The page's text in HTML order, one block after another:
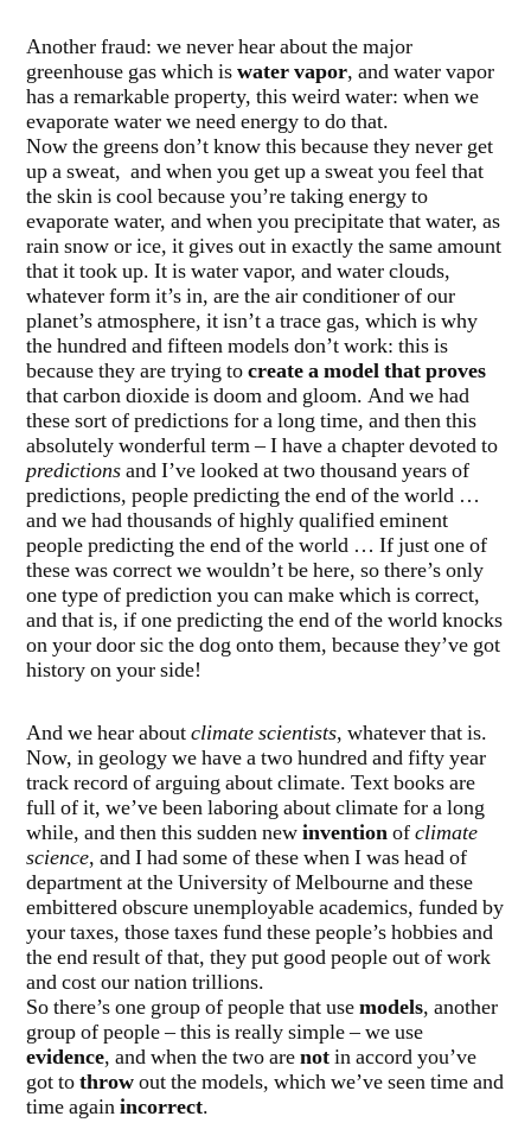
Another fraud: we never hear about the major
greenhouse gas which iswater vapor, and water vapor
has a remarkable property, this weird water: when we
evaporate water we need energy to do that.
Now the greens don’t know this because they never get
up a sweat, and when you get up a sweat you feel that
the skin is cool because you’re taking energy to
evaporate water, and when you precipitate that water, as
rain snow or ice, it gives out in exactly the same amount
that it took up. It is water vapor, and water clouds,
whatever form it’s in, are the air conditioner of our
planet’s atmosphere, it isn’t a trace gas, which is why
the hundred and fifteen models don’t work: this is
because they are trying tocreate a model that proves
that carbon dioxide is doom and gloom. And we had
these sort of predictions for a long time, and then this
absolutely wonderful term – I have a chapter devoted to
predictionsand I’ve looked at two thousand years of
predictions, people predicting the end of the world …
and we had thousands of highly qualified eminent
people predicting the end of the world … If just one of
these was correct we wouldn’t be here, so there’s only
one type of prediction you can make which is correct,
and that is, if one predicting the end of the world knocks
on your door sic the dog onto them, because they’ve got
history on your side!
And we hear aboutclimate scientists, whatever that is.
Now, in geology we have a two hundred and fifty year
track record of arguing about climate. Text books are
full of it, we’ve been laboring about climate for a long
while, and then this sudden newinventionofclimate
science, and I had some of these when I was head of
department at the University of Melbourne and these
embittered obscure unemployable academics, funded by
your taxes, those taxes fund these people’s hobbies and
the end result of that, they put good people out of work
and cost our nation trillions.
So there’s one group of people that usemodels, another
group of people – this is really simple – we use
evidence, and when the two arenotin accord you’ve
got tothrowout the models, which we’ve seen time and
time againincorrect.